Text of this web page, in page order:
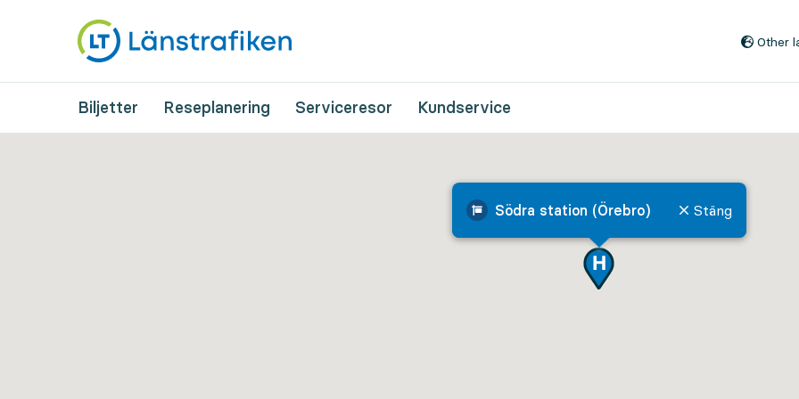
Other
Biljetter Reseplanering Serviceresor Kundservice
Södra station (Örebro) Stäng